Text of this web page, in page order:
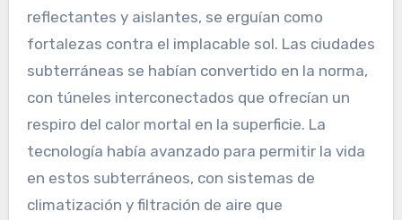
reflectantes y aislantes, se erguían como
fortalezas contra el implacable sol. Las ciudades
subterráneas se habían convertido en la norma,
con túneles interconectados que ofrecían un
respiro del calor mortal en la superficie. La
tecnología había avanzado para permitir la vida
en estos subterráneos, con sistemas de
climatización y filtración de aire que